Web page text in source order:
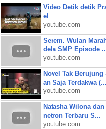
Video Detik detik
el
youtube.com
Serem, Wulan
dela SMP Episode
youtube.com
Novel Tak Berujung
an Saja Terdakwa (...
youtube.com
Natasha Wilona
netron Terbaru S...
youtube.com